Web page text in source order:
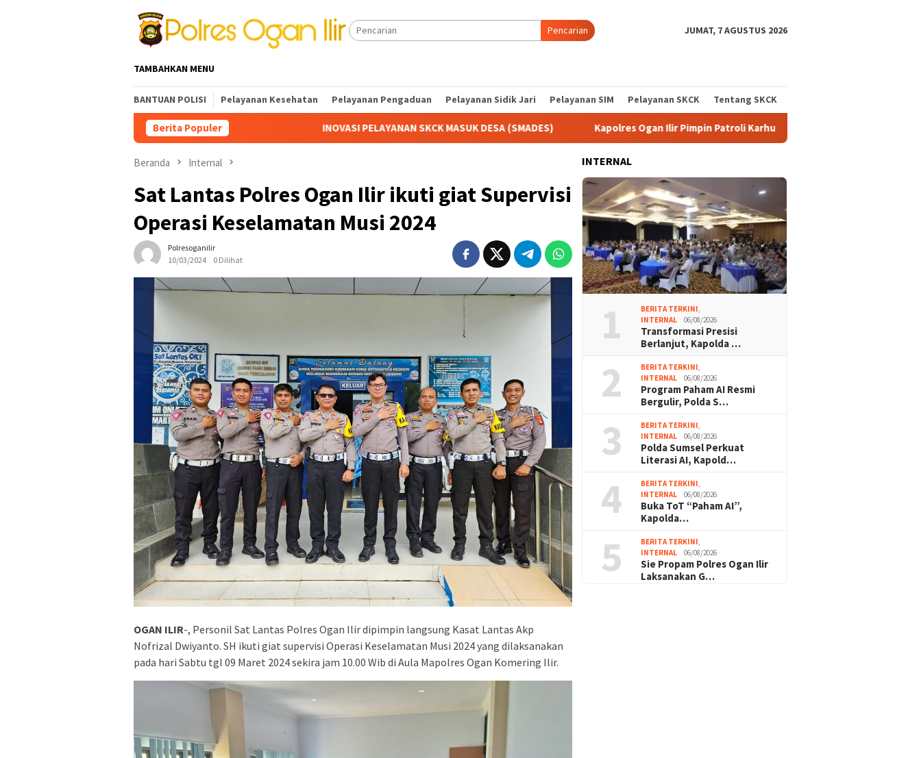
Pencarian JUMAT, 7 AGUSTUS 2026
TAMBAHKAN MENU
BANTUAN POLISI Pelayanan Kesehatan Pelayanan Pengaduan Pelayanan Sidik Jari Pelayanan SIM Pelayanan SKCK Tentang SKCK
Berita PopulerINOVASI PELAYANAN SKCK MASUK DESA (SMADES) Kapolres Ogan Ilir Pimpin Patroli Karhutla Gunakan Drone dan Cek Embung Persediaan Air,
Beranda Internal
Sat Lantas Polres Ogan Ilir ikuti giat Supervisi
Operasi Keselamatan Musi 2024
Polresoganilir
10/03/2024
0 Dilihat
OGAN ILIR-, Personil Sat Lantas Polres Ogan Ilir dipimpin langsung Kasat Lantas Akp
Nofrizal Dwiyanto. SH ikuti giat supervisi Operasi Keselamatan Musi 2024 yang dilaksanakan
pada hari Sabtu tgl 09 Maret 2024 sekira jam 10.00 Wib di Aula Mapolres Ogan Komering Ilir.
INTERNAL
1 BERITA TERKINI
INTERNAL
06/08/2026
Transformasi Presisi
Berlanjut, Kapolda …
2 BERITA TERKINI
INTERNAL
06/08/2026
Program Paham AI Resmi
Bergulir, Polda S…
3 BERITA TERKINI
INTERNAL
06/08/2026
Polda Sumsel Perkuat
Literasi AI, Kapold…
4 BERITA TERKINI
INTERNAL
06/08/2026
Buka ToT “Paham AI”,
Kapolda…
5 BERITA TERKINI
INTERNAL
06/08/2026
Sie Propam Polres Ogan Ilir
Laksanakan G…